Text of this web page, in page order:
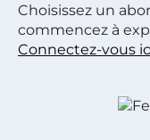
Choisissez un
commencez à
Connectez-vous